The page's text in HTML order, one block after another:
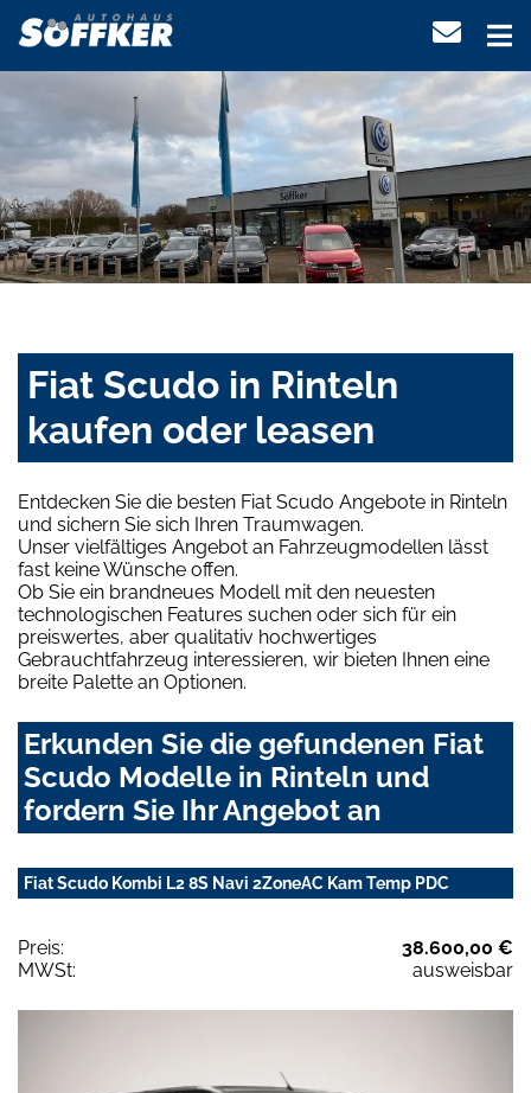
Fiat Scudo in Rinteln
kaufen oder leasen
Entdecken Sie die besten Fiat Scudo Angebote in Rinteln
und sichern Sie sich Ihren Traumwagen.
Unser vielfältiges Angebot an Fahrzeugmodellen lässt
fast keine Wünsche offen.
Ob Sie ein brandneues Modell mit den neuesten
technologischen Features suchen oder sich für ein
preiswertes, aber qualitativ hochwertiges
Gebrauchtfahrzeug interessieren, wir bieten Ihnen eine
breite Palette an Optionen.
Erkunden Sie die gefundenen Fiat
Scudo Modelle in Rinteln und
fordern Sie Ihr Angebot an
Fiat Scudo Kombi L2 8S Navi 2ZoneAC Kam Temp PDC
Preis:
38.600,00 €
MWSt:
ausweisbar